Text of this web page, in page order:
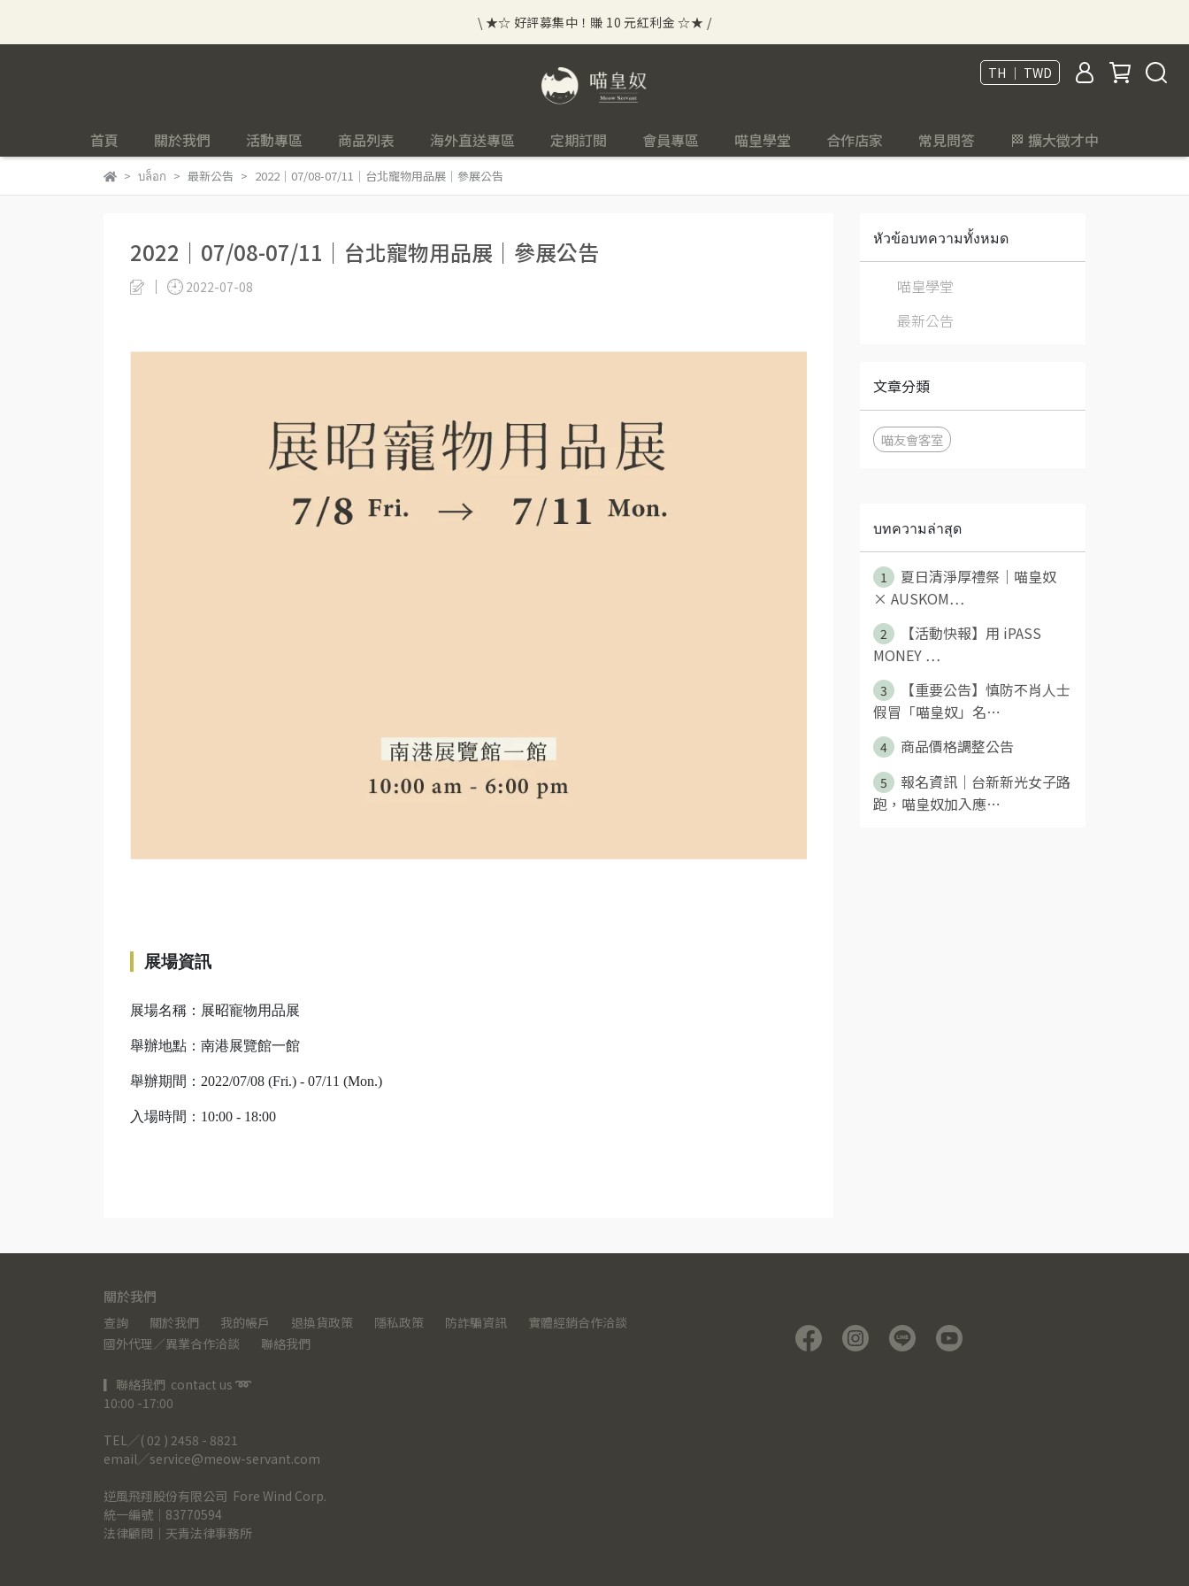
\ ★☆ 好評募集中！賺 10 元紅利金 ☆★ /
⟡⣠𝘄𝗲𝗹𝗰𝗼𝗺𝗲 ⁘ 新會員贈 50 元紅利金 TH ｜ TWD
首頁 關於我們 活動專區 商品列表 海外直送專區 定期訂閱 會員專區 喵皇學堂 合作店家 常見問答 🏁 擴大徵才中
บล็อก 最新公告 2022｜07/08-07/11｜台北寵物用品展｜參展公告
2022｜07/08-07/11｜台北寵物用品展｜參展公告
2022-07-08
展場資訊
展場名稱：展昭寵物用品展
舉辦地點：南港展覽館一館
舉辦期間：2022/07/08 (Fri.) - 07/11 (Mon.)
入場時間：10:00 - 18:00
หัวข้อบทความทั้งหมด
喵皇學堂
最新公告
文章分類
喵友會客室
บทความล่าสุด
1
夏日清淨厚禮祭｜喵皇奴
× AUSKOM⋯
2
【活動快報】用 iPASS
MONEY ⋯
3
【重要公告】慎防不肖人士
假冒「喵皇奴」名⋯
4 商品價格調整公告
5
報名資訊｜台新新光女子路
跑，喵皇奴加入應⋯
關於我們
查詢 關於我們 我的帳戶 退換貨政策 隱私政策 防詐騙資訊
實體經銷合作洽談
國外代理／異業合作洽談
聯絡我們
▎聯絡我們  contact us ➿
10:00 -17:00
TEL╱( 02 ) 2458 - 8821
email╱service@meow-servant.com
逆風飛翔股份有限公司  Fore Wind Corp.
統一編號｜83770594
法律顧問｜天青法律事務所